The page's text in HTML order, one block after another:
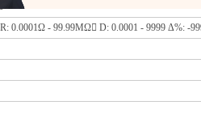
0.0001Ω - 99.99MΩ D: 0.0001 - 9999 Δ%: -